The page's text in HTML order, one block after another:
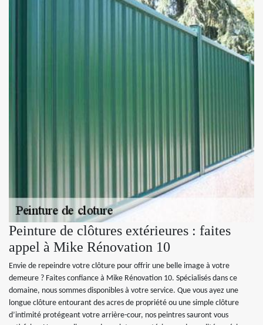
Peinture de clôtures extérieures : faites
appel à Mike Rénovation 10
Envie de repeindre votre clôture pour offrir une belle image à votre
demeure ? Faites confiance à Mike Rénovation 10. Spécialisés dans ce
domaine, nous sommes disponibles à votre service. Que vous ayez une
longue clôture entourant des acres de propriété ou une simple clôture
d’intimité protégeant votre arrière-cour, nos peintres sauront vous